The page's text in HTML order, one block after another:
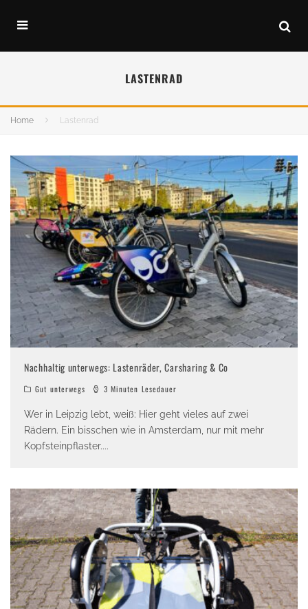
LASTENRAD
Home Lastenrad
Nachhaltig unterwegs: Lastenräder, Carsharing & Co
Gut unterwegs 3 Minuten Lesedauer
Wer in Leipzig lebt, weiß: Hier geht vieles auf zwei
Rädern. Ein bisschen wie in Amsterdam, nur mit mehr
Kopfsteinpflaster....